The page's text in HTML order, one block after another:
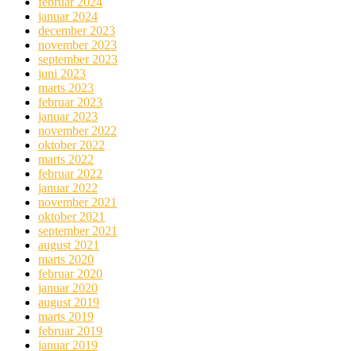
januar 2024
december 2023
november 2023
september 2023
juni 2023
marts 2023
februar 2023
januar 2023
november 2022
oktober 2022
marts 2022
februar 2022
januar 2022
november 2021
oktober 2021
september 2021
august 2021
marts 2020
februar 2020
januar 2020
august 2019
marts 2019
februar 2019
januar 2019